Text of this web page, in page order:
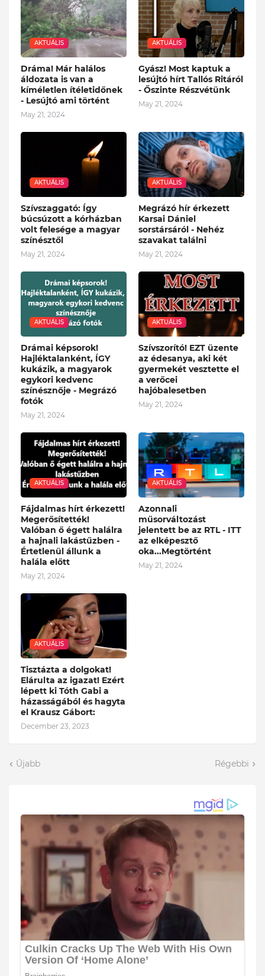
AKTUÁLIS
Dráma! Már halálos
áldozata is van a
kíméletlen ítéletidőnek
- Lesújtó ami történt
May 21, 2024
AKTUÁLIS
Gyász! Most kaptuk a
lesújtó hírt Tallós Ritáról
- Őszinte Részvétünk
May 21, 2024
AKTUÁLIS
Szívszaggató: Így
búcsúzott a kórházban
volt felesége a magyar
színésztől
May 21, 2024
AKTUÁLIS
Megrázó hír érkezett
Karsai Dániel
sorstársáról - Nehéz
szavakat találni
May 21, 2024
AKTUÁLIS
Drámai képsorok!
Hajléktalanként, ÍGY
kukázik, a magyarok
egykori kedvenc
színésznője - Megrázó
fotók
May 21, 2024
AKTUÁLIS
Szívszorító! EZT üzente
az édesanya, aki két
gyermekét vesztette el
a verőcei
hajóbalesetben
May 21, 2024
AKTUÁLIS
Fájdalmas hírt érkezett!
Megerősítették!
Valóban ő égett halálra
a hajnali lakástűzben -
Értetlenül állunk a
halála előtt
May 21, 2024
AKTUÁLIS
Azonnali
műsorváltozást
jelentett be az RTL - ITT
az elképesztő
oka...Megtörtént
May 21, 2024
AKTUÁLIS
Tisztázta a dolgokat!
Elárulta az igazat! Ezért
lépett ki Tóth Gabi a
házasságából és hagyta
el Krausz Gábort:
December 23, 2023
Újabb Régebbi